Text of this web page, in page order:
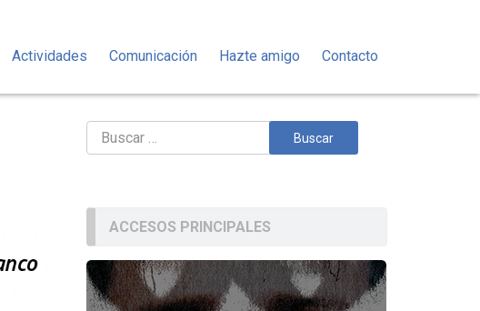
Actividades Comunicación Hazte amigo Contacto
Buscar:
ACCESOS PRINCIPALES